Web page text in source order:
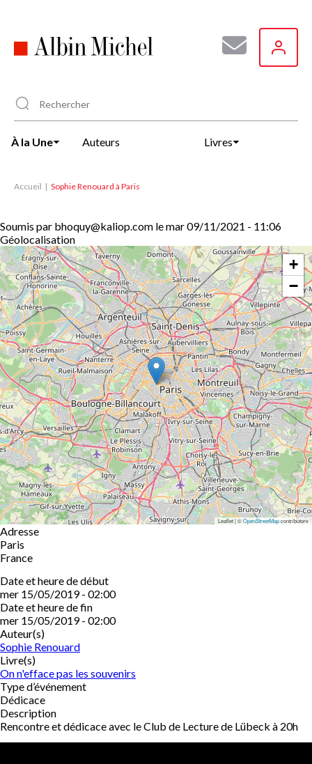
principal
À la Une Auteurs Livres
Accueil Sophie Renouard à Paris
Soumis par bhoquy@kaliop.com lemar 09/11/2021 - 11:06
Géolocalisation
+
−
Leaflet | ©OpenStreetMapcontributors
Adresse
Paris
France
Date et heure de début
mer 15/05/2019 - 02:00
Date et heure de fin
mer 15/05/2019 - 02:00
Auteur(s)
Sophie Renouard
Livre(s)
On n'efface pas les souvenirs
Type d’événement
Dédicace
Description
Rencontre et dédicace avec le Club de Lecture de Lübeck à 20h